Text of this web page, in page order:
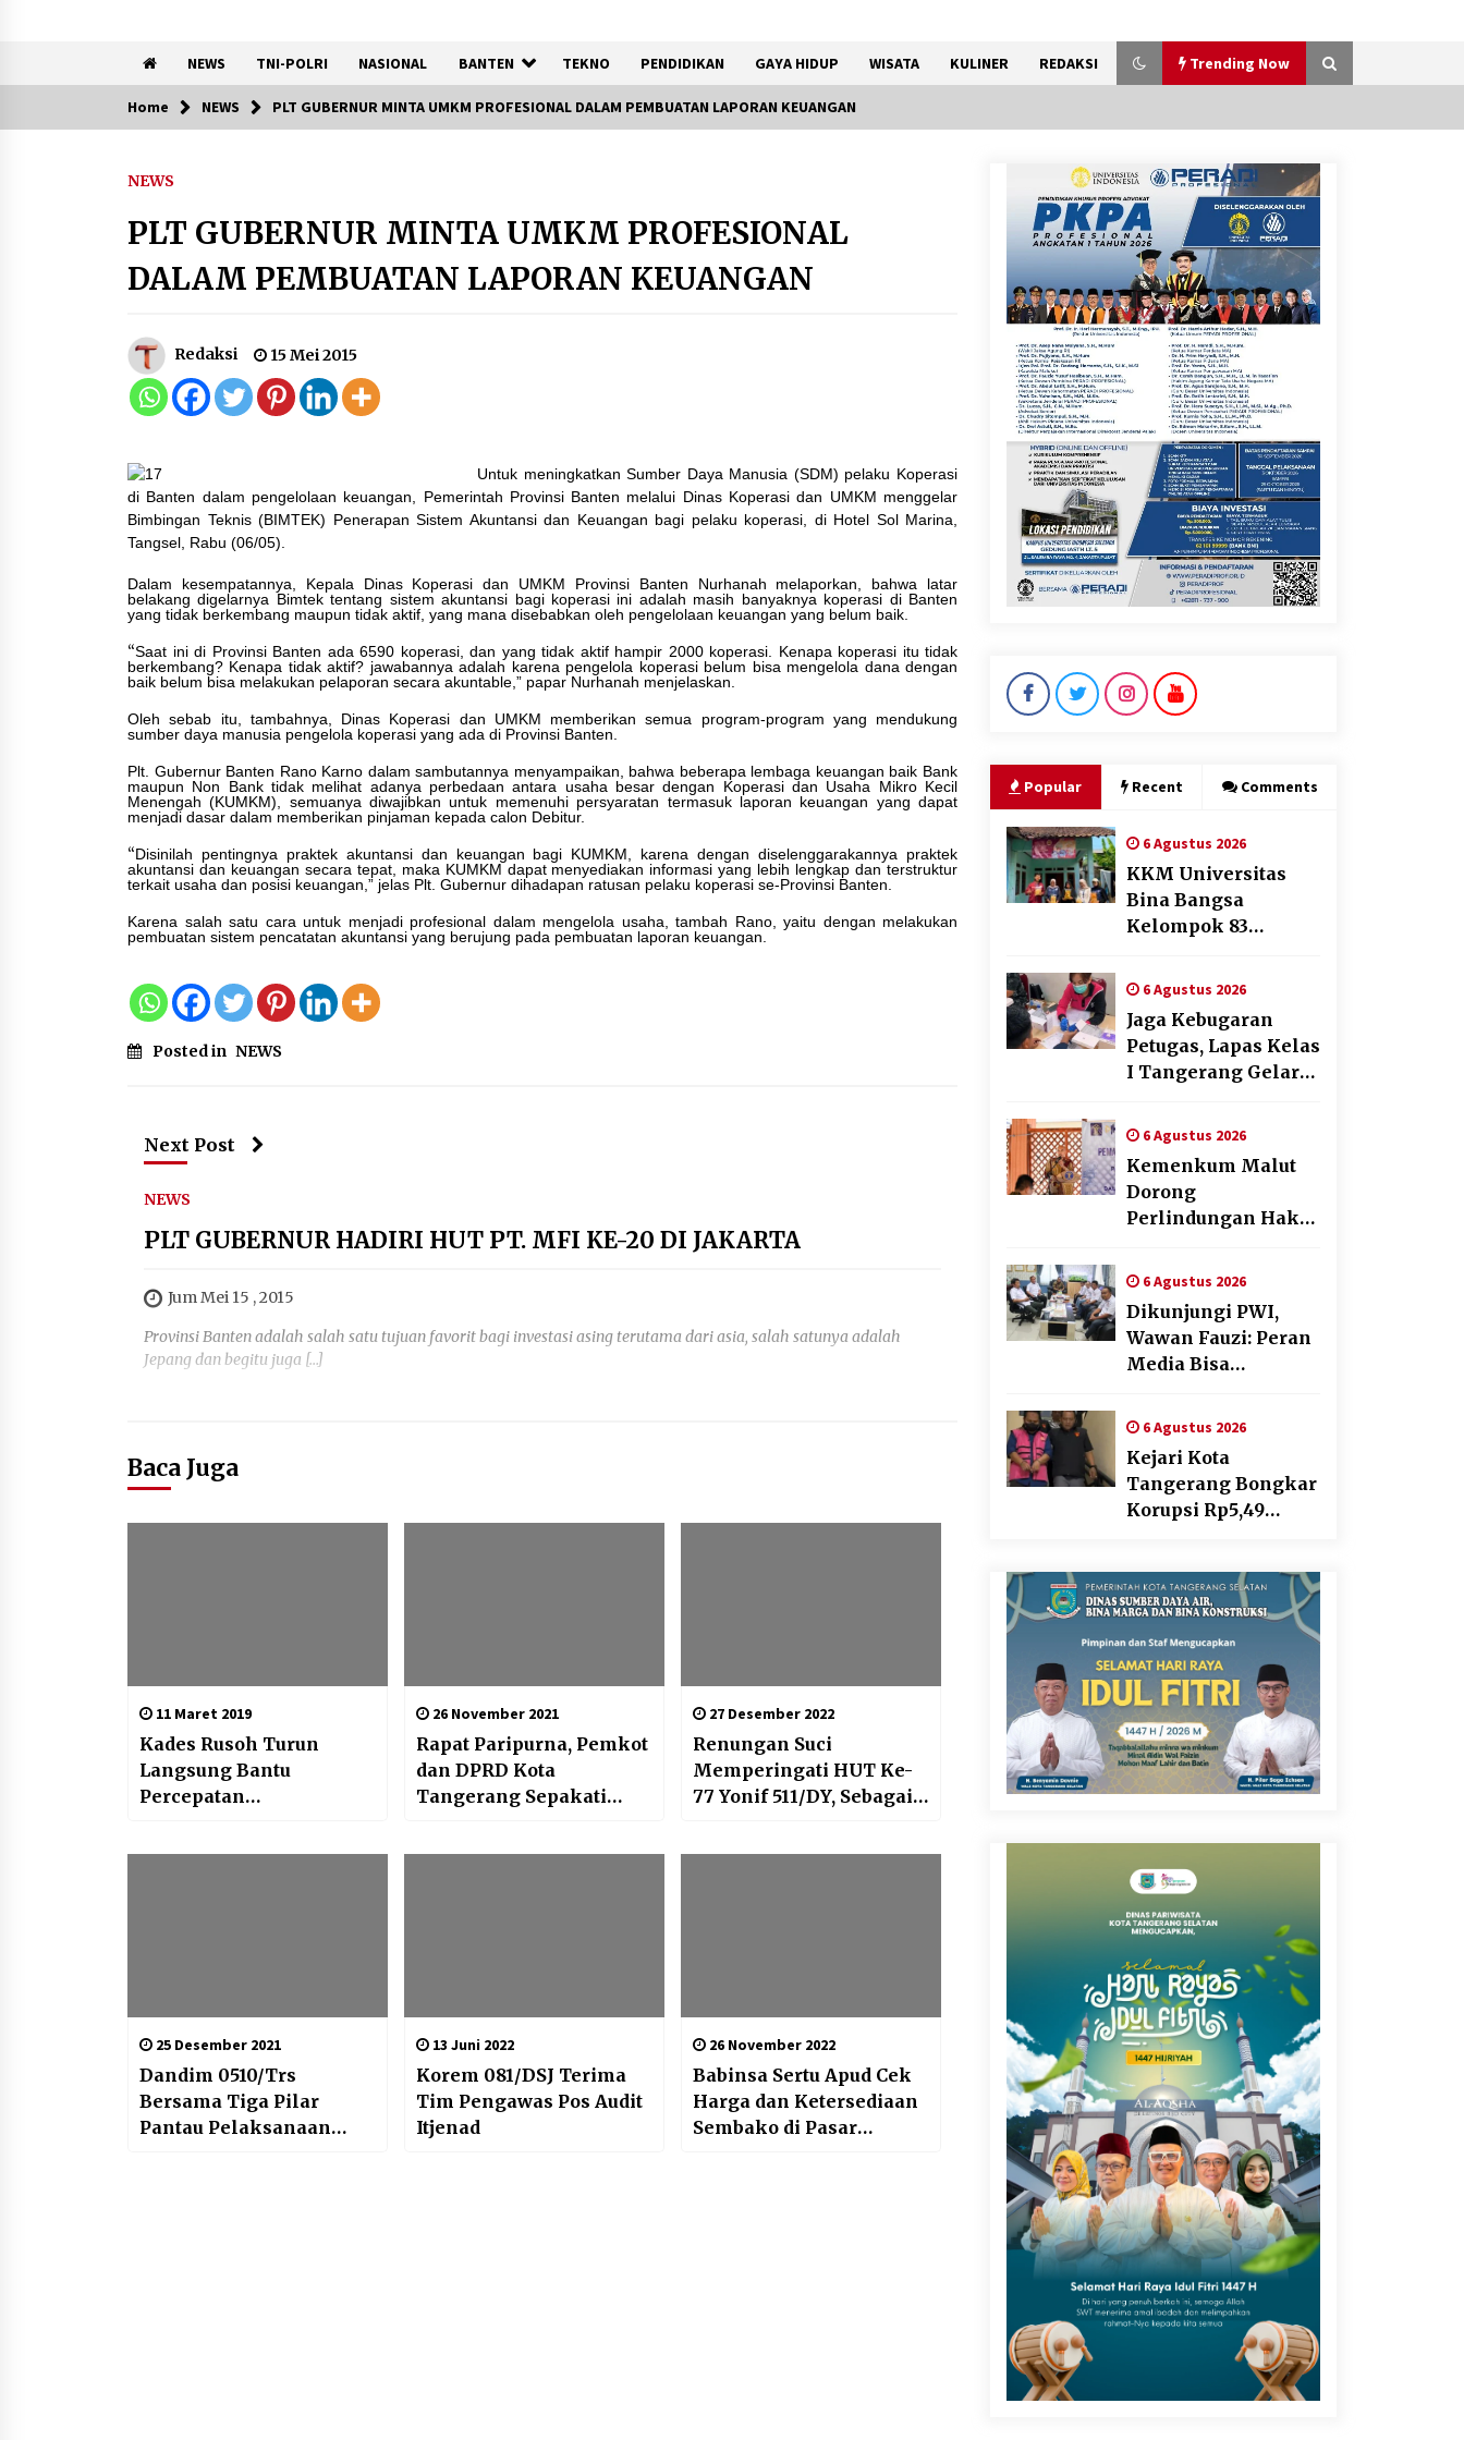
NEWS TNI-POLRI NASIONAL BANTEN TEKNO PENDIDIKAN GAYA HIDUP WISATA KULINER REDAKSI Trending Now
Trending Now
Pendampingan Pembuatan
Memperkuat Pemasaran
Gelar Cek Kesehatan Gratis
6 Agustus 2026
Kemenkum Malut Dorong
Perlindungan Hak Cipta Musik
di Era Digital, Sosialisasikan
Pencatatan Gratis dan
Penguatan Royalti
6 Agustus 2026
Dikunjungi PWI, Wawan Fauzi:
Peran Media Bisa Berdampak
Besar hingga Fatal
Ditahan
6 Agustus 2026
Dukung Ekosistem Kendaraan
Listrik, Wapres Dorong Link
and Match Pendidikan–
Industri
5 Agustus 2026
Marak Kecelakaan Kapal,
Keamanan Transportasi Laut
5 Agustus 2026
Megawati Soekarnoputri
Tegaskan Kepemimpinan
Tapi Merawat Dan Merangkul
5 Agustus 2026
Jokowi Tetap Disambut
Hangat di NTT, Ahmad Ali:
Karya dan Pengabdiannya
Masih Dirasakan Masyarakat
Respons Cepat Aduan Warga,
Rumah Roboh Korban
Bencana, Salurkan Bantuan
Rp30 Juta
5 Agustus 2026
Wali Kota Serang Budi
Penghargaan kepada
Pemenang Sayembara Logo
5 Agustus 2026
Ancaman Kebakaran Akibat
Fenomena El Niño
5 Agustus 2026
Home NEWS PLT GUBERNUR MINTA UMKM PROFESIONAL DALAM PEMBUATAN LAPORAN KEUANGAN
NEWS
PLT GUBERNUR MINTA UMKM PROFESIONAL
DALAM PEMBUATAN LAPORAN KEUANGAN
Redaksi 15 Mei 2015
Untuk meningkatkan Sumber Daya Manusia (SDM) pelaku Koperasi
di Banten dalam pengelolaan keuangan, Pemerintah Provinsi Banten melalui Dinas Koperasi dan UMKM menggelar
Bimbingan Teknis (BIMTEK) Penerapan Sistem Akuntansi dan Keuangan bagi pelaku koperasi, di Hotel Sol Marina,
Tangsel, Rabu (06/05).
Dalam kesempatannya, Kepala Dinas Koperasi dan UMKM Provinsi Banten Nurhanah melaporkan, bahwa latar
belakang digelarnya Bimtek tentang sistem akuntansi bagi koperasi ini adalah masih banyaknya koperasi di Banten
yang tidak berkembang maupun tidak aktif, yang mana disebabkan oleh pengelolaan keuangan yang belum baik.
“Saat ini di Provinsi Banten ada 6590 koperasi, dan yang tidak aktif hampir 2000 koperasi. Kenapa koperasi itu tidak
berkembang? Kenapa tidak aktif? jawabannya adalah karena pengelola koperasi belum bisa mengelola dana dengan
baik belum bisa melakukan pelaporan secara akuntable,” papar Nurhanah menjelaskan.
Oleh sebab itu, tambahnya, Dinas Koperasi dan UMKM memberikan semua program-program yang mendukung
sumber daya manusia pengelola koperasi yang ada di Provinsi Banten.
Plt. Gubernur Banten Rano Karno dalam sambutannya menyampaikan, bahwa beberapa lembaga keuangan baik Bank
maupun Non Bank tidak melihat adanya perbedaan antara usaha besar dengan Koperasi dan Usaha Mikro Kecil
Menengah (KUMKM), semuanya diwajibkan untuk memenuhi persyaratan termasuk laporan keuangan yang dapat
menjadi dasar dalam memberikan pinjaman kepada calon Debitur.
“Disinilah pentingnya praktek akuntansi dan keuangan bagi KUMKM, karena dengan diselenggarakannya praktek
akuntansi dan keuangan secara tepat, maka KUMKM dapat menyediakan informasi yang lebih lengkap dan terstruktur
terkait usaha dan posisi keuangan,” jelas Plt. Gubernur dihadapan ratusan pelaku koperasi se-Provinsi Banten.
Karena salah satu cara untuk menjadi profesional dalam mengelola usaha, tambah Rano, yaitu dengan melakukan
pembuatan sistem pencatatan akuntansi yang berujung pada pembuatan laporan keuangan.
Posted in NEWS
Next Post
NEWS
PLT GUBERNUR HADIRI HUT PT. MFI KE-20 DI JAKARTA
Jum Mei 15 , 2015
Provinsi Banten adalah salah satu tujuan favorit bagi investasi asing terutama dari asia, salah satunya adalah
Jepang dan begitu juga […]
Baca Juga
11 Maret 2019
Kades Rusoh Turun
Langsung Bantu
Percepatan
26 November 2021
Rapat Paripurna, Pemkot
dan DPRD Kota
Tangerang Sepakati
27 Desember 2022
Renungan Suci
Memperingati HUT Ke-
77 Yonif 511/DY, Sebagai
25 Desember 2021
Dandim 0510/Trs
Bersama Tiga Pilar
Pantau Pelaksanaan
13 Juni 2022
Korem 081/DSJ Terima
Tim Pengawas Pos Audit
Itjenad
26 November 2022
Babinsa Sertu Apud Cek
Harga dan Ketersediaan
Sembako di Pasar
Popular Recent Comments
6 Agustus 2026
KKM Universitas
Bina Bangsa
Kelompok 83
Pendampingan
Pembuatan Spanduk
Sebagai Upaya
Memperkuat
Pemasaran UMKM
6 Agustus 2026
Jaga Kebugaran
Petugas, Lapas Kelas
I Tangerang Gelar
Gratis dan Skrining
TB Lanjutan
6 Agustus 2026
Kemenkum Malut
Dorong
Perlindungan Hak
Digital,
Sosialisasikan
Pencatatan Gratis
dan Penguatan
Royalti
6 Agustus 2026
Dikunjungi PWI,
Wawan Fauzi: Peran
Media Bisa
hingga Fatal
6 Agustus 2026
Kejari Kota
Tangerang Bongkar
Korupsi Rp5,49
VP Angkasa Pura
Kargo Ditahan